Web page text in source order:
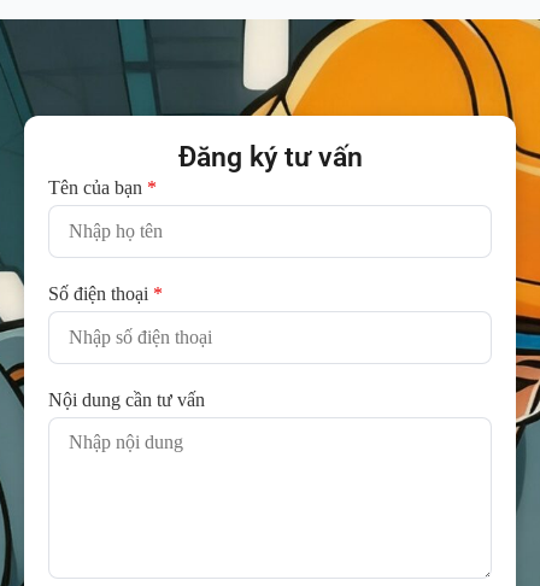
Đăng ký tư vấn
Tên của bạn *
Số điện thoại *
Nội dung cần tư vấn